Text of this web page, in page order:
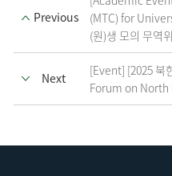
Previous
(MTC) for
(원)생 모의 무역
Next
[Event] [2025 북
Forum on